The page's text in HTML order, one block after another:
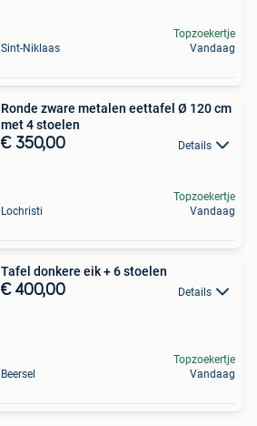
Sint-Niklaas
Topzoekertje
Vandaag
Ronde zware metalen eettafel Ø 120 cm
met 4 stoelen
€ 350,00 Details
Lochristi
Topzoekertje
Vandaag
Tafel donkere eik + 6 stoelen
€ 400,00 Details
Beersel
Topzoekertje
Vandaag